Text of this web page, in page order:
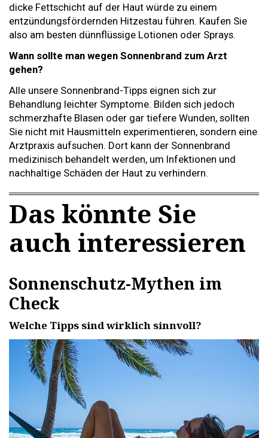
dicke Fettschicht auf der Haut würde zu einem
entzündungsfördernden Hitzestau führen. Kaufen Sie
also am besten dünnflüssige Lotionen oder Sprays.
Wann sollte man wegen Sonnenbrand zum Arzt
gehen?
Alle unsere Sonnenbrand-Tipps eignen sich zur
Behandlung leichter Symptome. Bilden sich jedoch
schmerzhafte Blasen oder gar tiefere Wunden, sollten
Sie nicht mit Hausmitteln experimentieren, sondern eine
Arztpraxis aufsuchen. Dort kann der Sonnenbrand
medizinisch behandelt werden, um Infektionen und
nachhaltige Schäden der Haut zu verhindern.
Das könnte Sie
auch interessieren
Sonnenschutz-Mythen im
Check
Welche Tipps sind wirklich sinnvoll?